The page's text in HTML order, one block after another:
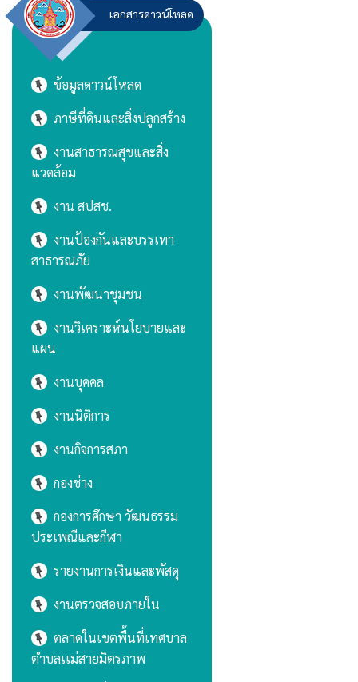
เอกสารดาวน์โหลด
ข้อมูลดาวน์โหลด
ภาษีที่ดินและสิ่งปลูกสร้าง
งานสาธารณสุขและสิ่ง
แวดล้อม
งาน สปสช.
งานป้องกันและบรรเทา
สาธารณภัย
งานพัฒนาชุมชน
งานวิเคราะห์นโยบายและ
แผน
งานบุคคล
งานนิติการ
งานกิจการสภา
กองช่าง
กองการศึกษา วัฒนธรรม
ประเพณีและกีฬา
รายงานการเงินและพัสดุ
งานตรวจสอบภายใน
ตลาดในเขตพื้นที่เทศบาล
ตำบลเเม่สายมิตรภาพ